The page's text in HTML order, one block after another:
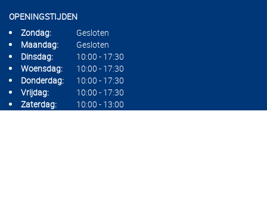
OPENINGSTIJDEN
Zondag:
Gesloten
Maandag:
Gesloten
Dinsdag:
10:00 - 17:30
Woensdag:
10:00 - 17:30
Donderdag:
10:00 - 17:30
Vrijdag:
10:00 - 17:30
Zaterdag:
10:00 - 13:00